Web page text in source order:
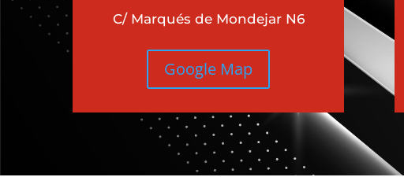
C/ Marqués de Mondejar N6
Google Map